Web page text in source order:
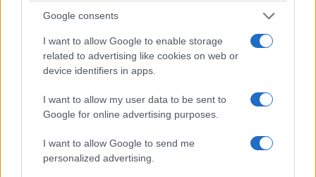
Google consents
I want to allow Google to enable storage
related to advertising like cookies on web or
device identifiers in apps.
I want to allow my user data to be sent to
Google for online advertising purposes.
I want to allow Google to send me
personalized advertising.
«Ο δέντρος» εκδόσεις ΚΑΛΕΙΔΟΣΚΟΠΙΟ, «Το
περγαλιό» και «Το πετροκάραβο» εκδόσεις
ΑΡΜΟΝΙΑ, «νάνι, νάνι…» εκδόσεις ΠΟΤΑΜΟΣ.
Επίσης έχει κάνει μεταφράσεις: «Κούκλες και
στην άμμο», «Λεξικό του Θεάτρου» στις